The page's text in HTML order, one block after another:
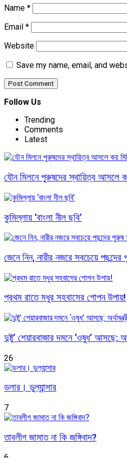
Name *
Email *
Website
Save my name, email, and
Follow Us
Trending
Comments
Latest
যৌন মিলনে পুরুষদের স্থায়িত্ব আসলে
কুমিল্লায় ‘বাংলা নীল ছবি’
জেনে নিন, নারীর নজরে সবচেয়ে
প্রথম রাতে মধুর সহবাসের গোপন উপায়!
দুষ্টু’ শেয়ারবাজার দমনে ‘ওষুধ’ আসছে:
26
ডলার। ডুল্যান্সার
7
তাবলীগ জামাত না কি জঙ্গিবাদ?